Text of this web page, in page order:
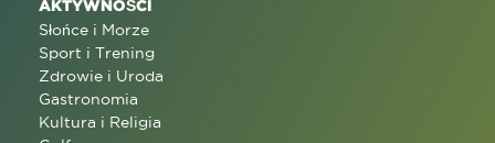
AKTYWNOŚCI
Słońce i Morze
Sport i Trening
Zdrowie i Uroda
Gastronomia
Kultura i Religia